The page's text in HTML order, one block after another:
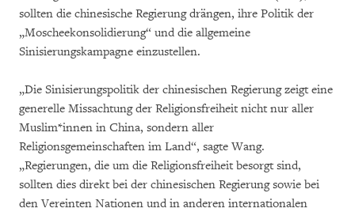
sollten die chinesische Regierung drängen, ihre Politik der
„Moscheekonsolidierung“ und die allgemeine
Sinisierungskampagne einzustellen.
„Die Sinisierungspolitik der chinesischen Regierung zeigt eine
generelle Missachtung der Religionsfreiheit nicht nur aller
Muslim*innen in China, sondern aller
Religionsgemeinschaften im Land“, sagte Wang.
„Regierungen, die um die Religionsfreiheit besorgt sind,
sollten dies direkt bei der chinesischen Regierung sowie bei
den Vereinten Nationen und in anderen internationalen